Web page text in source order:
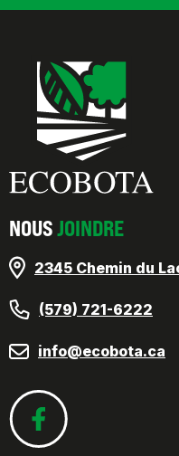
NOUSJOINDRE
2345 Chemin du
(579) 721-6222
info@ecobota.ca